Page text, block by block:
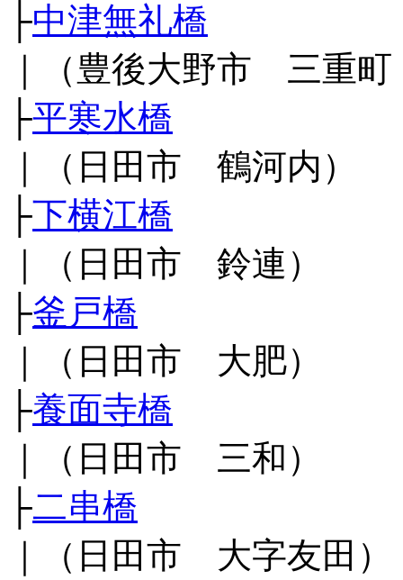
├中津無礼橋
｜（豊後大野市 三重
├平寒水橋
｜（日田市 鶴河内）
├下横江橋
｜（日田市 鈴連）
├釜戸橋
｜（日田市 大肥）
├養面寺橋
｜（日田市 三和）
├二串橋
｜（日田市 大字友田）